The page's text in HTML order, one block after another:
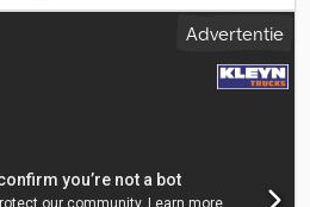
30 %, wielbasis:48.000
, = Aanvullende
Axles - Luchtvering - Schijfremmen
385/65 Dcjdpfx Aszbmimji Ijk
Advertentie